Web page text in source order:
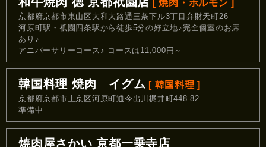
[ 焼肉・ホルモン ]
京都府京都市東山区大和大路通三条下ル3丁目弁財天町26
河原町駅・祇園四条駅から徒歩5分の好立地♪完全個室のお席
あり♪
アニバーサリーコース♪ コースは11,000円～
韓国料理 焼肉 イグム [ 韓国料理 ]
京都府京都市上京区河原町通今出川梶井町448-82
準備中
焼肉屋さかい 京都一乗寺店